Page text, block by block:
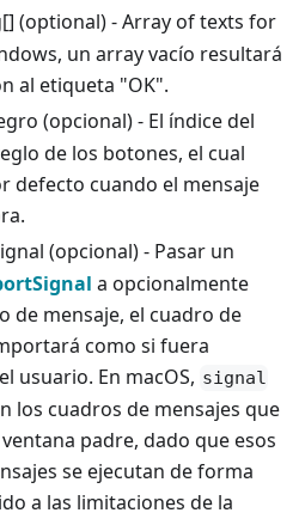
(optional) - Array of texts for
un array vacío resultará
al etiqueta "OK".
(opcional) - El índice del
de los botones, el cual
defecto cuando el mensaje
(opcional) - Pasar un
a opcionalmente
de mensaje, el cuadro de
como si fuera
usuario. En macOS, signal
los cuadros de mensajes que
padre, dado que esos
se ejecutan de forma
a las limitaciones de la